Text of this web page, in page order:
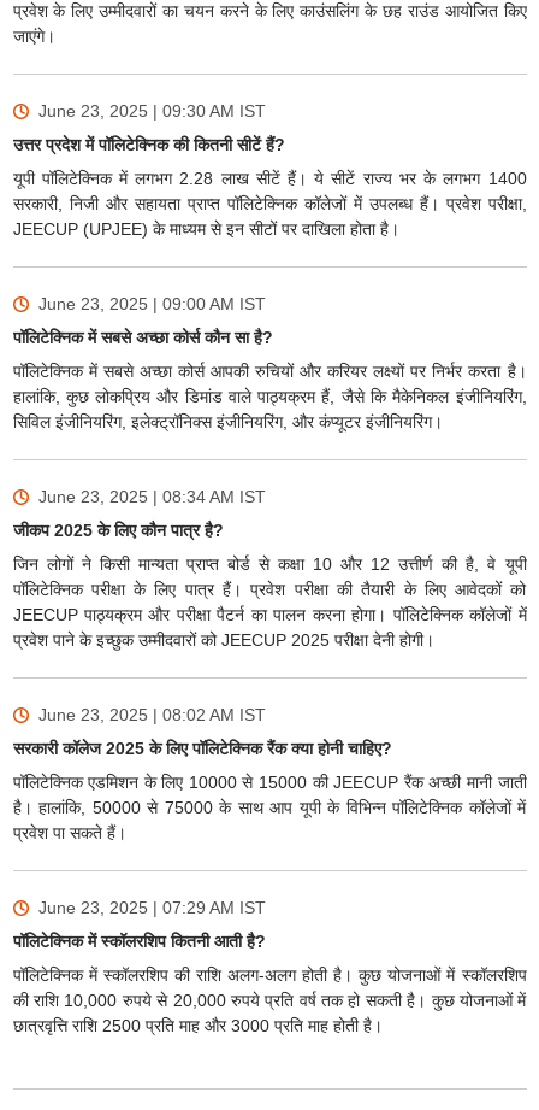
प्रवेश के लिए उम्मीदवारों का चयन करने के लिए काउंसलिंग के छह राउंड आयोजित किए
जाएंगे।
June 23, 2025 | 09:30 AM IST
उत्तर प्रदेश में पॉलिटेक्निक की कितनी सीटें हैं?
यूपी पॉलिटेक्निक में लगभग 2.28 लाख सीटें हैं। ये सीटें राज्य भर के लगभग 1400
सरकारी, निजी और सहायता प्राप्त पॉलिटेक्निक कॉलेजों में उपलब्ध हैं। प्रवेश परीक्षा,
JEECUP (UPJEE) के माध्यम से इन सीटों पर दाखिला होता है।
June 23, 2025 | 09:00 AM IST
पॉलिटेक्निक में सबसे अच्छा कोर्स कौन सा है?
पॉलिटेक्निक में सबसे अच्छा कोर्स आपकी रुचियों और करियर लक्ष्यों पर निर्भर करता है।
हालांकि, कुछ लोकप्रिय और डिमांड वाले पाठ्यक्रम हैं, जैसे कि मैकेनिकल इंजीनियरिंग,
सिविल इंजीनियरिंग, इलेक्ट्रॉनिक्स इंजीनियरिंग, और कंप्यूटर इंजीनियरिंग।
June 23, 2025 | 08:34 AM IST
जीकप 2025 के लिए कौन पात्र है?
जिन लोगों ने किसी मान्यता प्राप्त बोर्ड से कक्षा 10 और 12 उत्तीर्ण की है, वे यूपी
पॉलिटेक्निक परीक्षा के लिए पात्र हैं। प्रवेश परीक्षा की तैयारी के लिए आवेदकों को
JEECUP पाठ्यक्रम और परीक्षा पैटर्न का पालन करना होगा। पॉलिटेक्निक कॉलेजों में
प्रवेश पाने के इच्छुक उम्मीदवारों को JEECUP 2025 परीक्षा देनी होगी।
June 23, 2025 | 08:02 AM IST
सरकारी कॉलेज 2025 के लिए पॉलिटेक्निक रैंक क्या होनी चाहिए?
पॉलिटेक्निक एडमिशन के लिए 10000 से 15000 की JEECUP रैंक अच्छी मानी जाती
है। हालांकि, 50000 से 75000 के साथ आप यूपी के विभिन्न पॉलिटेक्निक कॉलेजों में
प्रवेश पा सकते हैं।
June 23, 2025 | 07:29 AM IST
पॉलिटेक्निक में स्कॉलरशिप कितनी आती है?
पॉलिटेक्निक में स्कॉलरशिप की राशि अलग-अलग होती है। कुछ योजनाओं में स्कॉलरशिप
की राशि 10,000 रुपये से 20,000 रुपये प्रति वर्ष तक हो सकती है। कुछ योजनाओं में
छात्रवृत्ति राशि 2500 प्रति माह और 3000 प्रति माह होती है।